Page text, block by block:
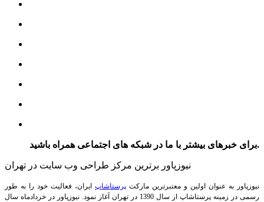
برای خبرهای بیشتر با ما در شبکه های اجتماعی همراه باشید.
نیوزپاور برترین مرکز طراحی وب سایت در تهران
نیوزپاور به عنوان اولین و معتبرترین مارکت پرستاشاپ ایران، فعالیت خود را به طور
رسمی در زمینه پرستاشاپ از سال 1390 در تهران آغاز نمود. نیوزپاور در خردادماه سال